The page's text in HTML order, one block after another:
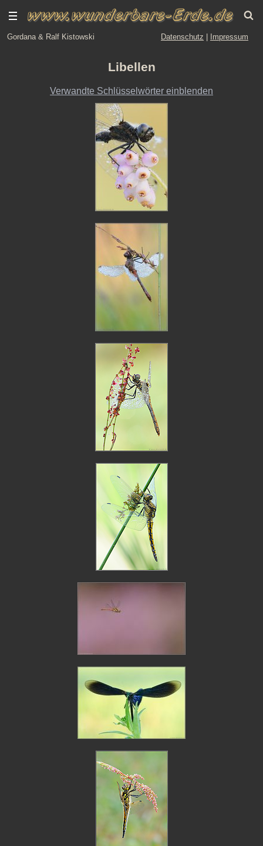
Gordana & Ralf Kistowski Datenschutz Impressum
Libellen
Verwandte Schlüsselwörter einblenden